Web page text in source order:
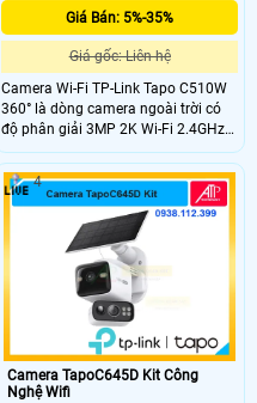
Giá Bán: 5%-35%
Giá gốc: Liên hệ
Camera Wi-Fi TP-Link Tapo C510W
360° là dòng camera ngoài trời có
độ phân giải 3MP 2K Wi-Fi 2.4GHz
và quay quét 360° theo chiều
ngang. Tầm nhìn ban đêm màu lên
đến 30m, công nghệ AI thông minh
phát hiện chuyển động và báo động
âm thanh ánh sáng. Đàm thoại hai
chiều và điều khiển từ xa qua ứng
Camera TapoC645D Kit Công
Nghệ Wifi
4